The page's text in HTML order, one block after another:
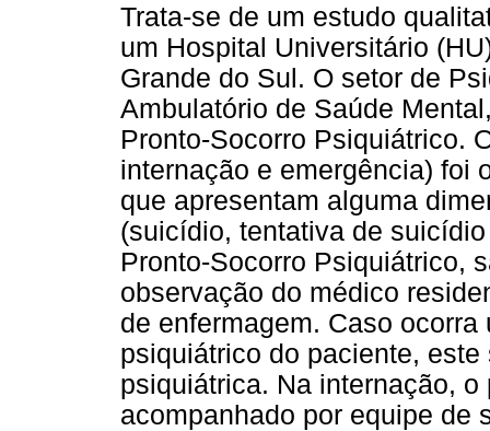
Trata-se de um estudo
um Hospital Universitário
Grande do Sul. O setor de
Ambulatório de Saúde
Pronto-Socorro Psiquiátrico.
internação e emergência) foi
que apresentam alguma
(suicídio, tentativa de
Pronto-Socorro Psiquiátrico,
observação do médico
de enfermagem. Caso
psiquiátrico do paciente,
psiquiátrica. Na internação,
acompanhado por equipe de